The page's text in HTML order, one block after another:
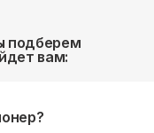
подберем
вам: